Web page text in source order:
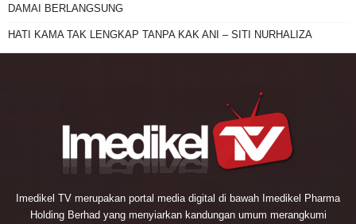
DAMAI BERLANGSUNG
HATI KAMA TAK LENGKAP TANPA KAK ANI – SITI NURHALIZA
Imedikel TV merupakan portal media digital di bawah Imedikel Pharma
Holding Berhad yang menyiarkan kandungan umum merangkumi